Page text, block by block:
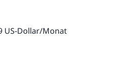
US-Dollar/Monat